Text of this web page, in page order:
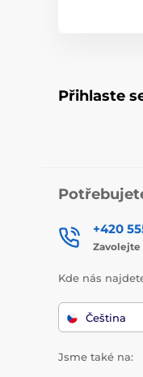
Přihlaste
+420
Zavolejte
Kde nás
Čeština
Jsme také na: